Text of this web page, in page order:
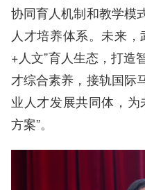
协同育人机制和教学模
人才培养体系。未来
+人文”育人生态，打造
才综合素养，接轨国际
业人才发展共同体，
方案”。